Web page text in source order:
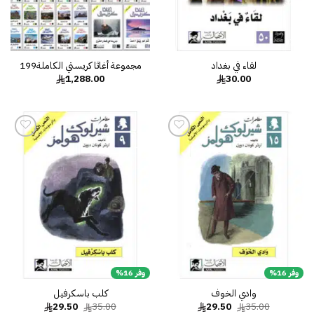
لقاء في بغداد
30.00
مجموعة أغاثا كريستي الكاملة199
1,288.00
وفر 16%
إضافة
إلى
وادي الخوف
35.00
السعر
29.50 السعر
وفر 16%
إضافة
إلى
كلب باسكرفيل
35.00
السعر
29.50 السعر